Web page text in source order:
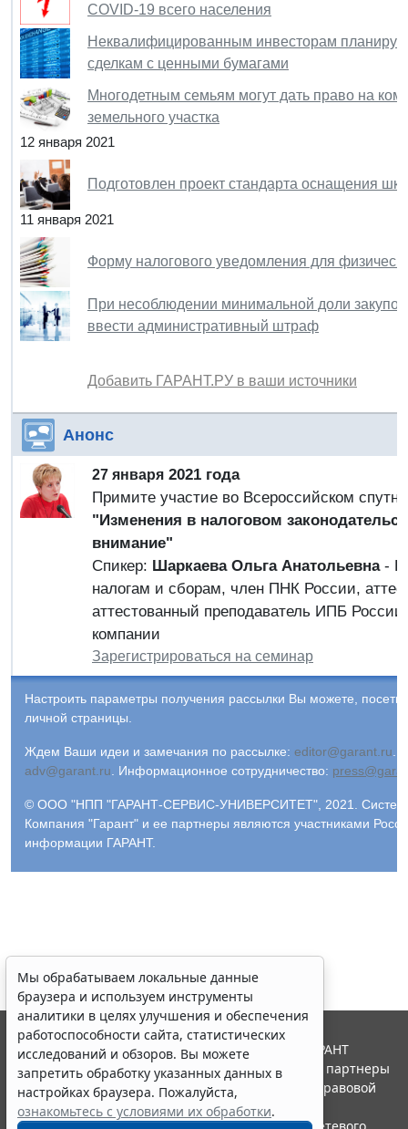
COVID-19 всего населения
Неквалифицированным инвесторам
сделкам с ценными бумагами
Многодетным семьям могут дать право на
земельного участка
12 января 2021
Подготовлен проект стандарта оснащения
11 января 2021
Форму налогового уведомления для
При несоблюдении минимальной доли закупок
ввести административный штраф
Добавить ГАРАНТ.РУ в ваши источники
Анонс
27 января 2021 года
Примите участие во Всероссийском
"Изменения в налоговом
внимание"
Спикер: Шаркаева Ольга Анатольевна-
налогам и сборам, член ПНК России,
аттестованный преподаватель ИПБ
компании
Зарегистрироваться на семинар
Настроить параметры получения рассылки Вы можете,
личной страницы.
Ждем Ваши идеи и замечания по рассылке: editor@garant.ru
adv@garant.ru
Информационное сотрудничество:
© ООО "НПП "ГАРАНТ-СЕРВИС-УНИВЕРСИТЕТ", 2021. Система
Компания "Гарант" и ее партнеры являются участниками
информации ГАРАНТ.
Мы обрабатываем локальные данные
браузера и используем инструменты
аналитики в целях улучшения и обеспечения
работоспособности сайта, статистических
исследований и обзоров. Вы можете
запретить обработку указанных данных в
настройках браузера. Пожалуйста,
ознакомьтесь с условиями их обработки.
© ООО "НПП "ГАРАНТ-СЕРВИС", 2026. Система ГАРАНТ
выпускается с 1990 года. Компания "Гарант" и ее партнеры
являются участниками Российской ассоциации правовой
информации ГАРАНТ.
Портал ГАРАНТ.РУ зарегистрирован в качестве сетевого